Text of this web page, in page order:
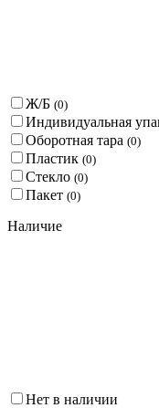
Ж/Б (0)
Индивидуальная
Оборотная тара (0)
Пластик (0)
Стекло (0)
Пакет (0)
Наличие
Нет в наличии